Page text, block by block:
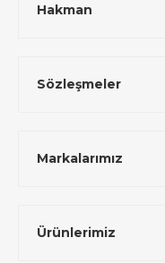
Hakman
Sözleşmeler
Markalarımız
Ürünlerimiz